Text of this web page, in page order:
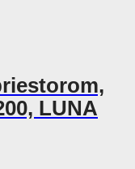
LUNA